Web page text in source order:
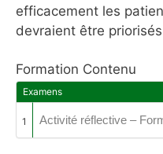
efficacement les
devraient être
Formation Contenu
Examens
1 Activité réflective –